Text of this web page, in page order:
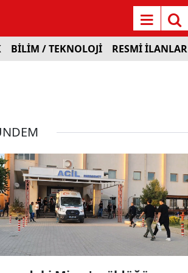
BİLİM / TEKNOLOJİ RESMİ İLANLAR